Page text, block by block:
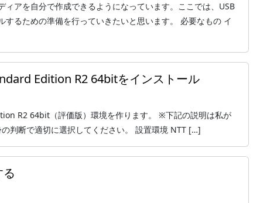
アを自分で作成できるようになっています。ここでは、USB
るための準備を行っていきたいと思います。 必要なもの イ
Edition R2 64bitをインストール
R2 64bit（評価版）環境を作ります。 ※下記の説明は私が
判断で適切に選択してください。 設置環境 NTT […]